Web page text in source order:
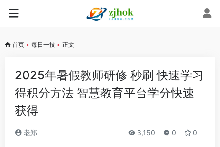
首页 • 每日一技 • 正文
2025年暑假教师研修 秒刷 快速学习
得积分方法 智慧教育平台学分快速
获得
老郑 3,150 0 0